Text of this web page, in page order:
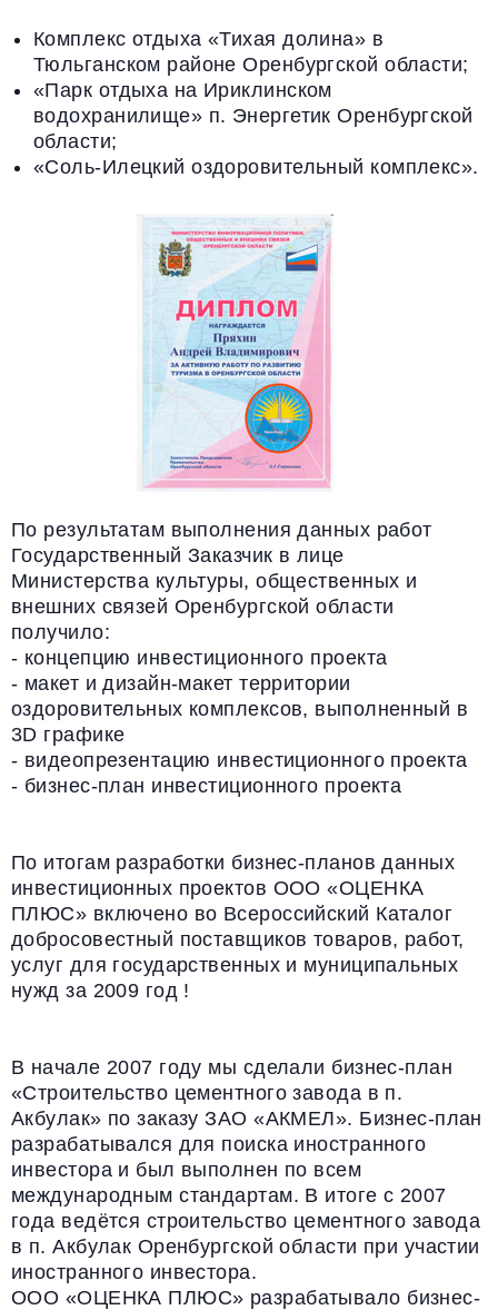
Комплекс отдыха «Тихая долина» в
Тюльганском районе Оренбургской области;
«Парк отдыха на Ириклинском
водохранилище» п. Энергетик Оренбургской
области;
«Соль-Илецкий оздоровительный комплекс».
По результатам выполнения данных работ
Государственный Заказчик в лице
Министерства культуры, общественных и
внешних связей Оренбургской области
получило:
- концепцию инвестиционного проекта
- макет и дизайн-макет территории
оздоровительных комплексов, выполненный в
3D графике
- видеопрезентацию инвестиционного проекта
- бизнес-план инвестиционного проекта
По итогам разработки бизнес-планов данных
инвестиционных проектов ООО «ОЦЕНКА
ПЛЮС» включено во Всероссийский Каталог
добросовестный поставщиков товаров, работ,
услуг для государственных и муниципальных
нужд за 2009 год !
В начале 2007 году мы сделали бизнес-план
«Строительство цементного завода в п.
Акбулак» по заказу ЗАО «АКМЕЛ». Бизнес-план
разрабатывался для поиска иностранного
инвестора и был выполнен по всем
международным стандартам. В итоге с 2007
года ведётся строительство цементного завода
в п. Акбулак Оренбургской области при участии
иностранного инвестора.
ООО «ОЦЕНКА ПЛЮС» разрабатывало бизнес-